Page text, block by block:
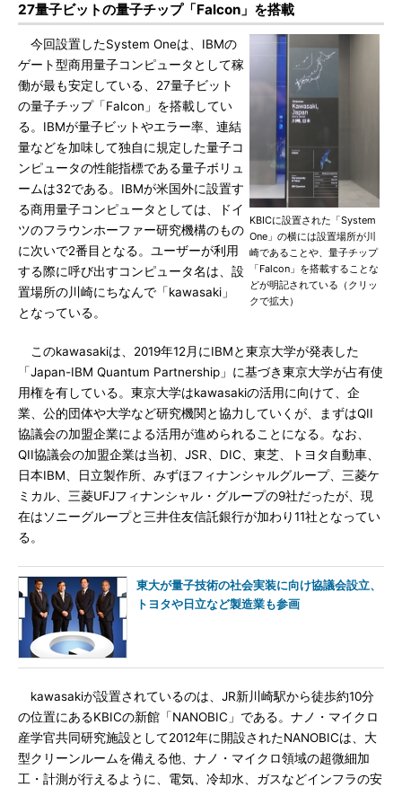
27量子ビットの量子チップ「Falcon」を搭載
KBICに設置された「System
One」の横には設置場所が川
崎であることや、量子チップ
「Falcon」を搭載することな
どが明記されている（クリッ
クで拡大）
今回設置したSystem Oneは、IBMの
ゲート型商用量子コンピュータとして稼
働が最も安定している、27量子ビット
の量子チップ「Falcon」を搭載してい
る。IBMが量子ビットやエラー率、連結
量などを加味して独自に規定した量子コ
ンピュータの性能指標である量子ボリュ
ームは32である。IBMが米国外に設置す
る商用量子コンピュータとしては、ドイ
ツのフラウンホーファー研究機構のもの
に次いで2番目となる。ユーザーが利用
する際に呼び出すコンピュータ名は、設
置場所の川崎にちなんで「kawasaki」
となっている。
このkawasakiは、2019年12月にIBMと東京大学が発表した
「Japan-IBM Quantum Partnership」に基づき東京大学が占有使
用権を有している。東京大学はkawasakiの活用に向けて、企
業、公的団体や大学など研究機関と協力していくが、まずはQII
協議会の加盟企業による活用が進められることになる。なお、
QII協議会の加盟企業は当初、JSR、DIC、東芝、トヨタ自動車、
日本IBM、日立製作所、みずほフィナンシャルグループ、三菱ケ
ミカル、三菱UFJフィナンシャル・グループの9社だったが、現
在はソニーグループと三井住友信託銀行が加わり11社となってい
る。
東大が量子技術の社会実装に向け協議会設立、
トヨタや日立など製造業も参画
kawasakiが設置されているのは、JR新川崎駅から徒歩約10分
の位置にあるKBICの新館「NANOBIC」である。ナノ・マイクロ
産学官共同研究施設として2012年に開設されたNANOBICは、大
型クリーンルームを備える他、ナノ・マイクロ領域の超微細加
工・計測が行えるように、電気、冷却水、ガスなどインフラの安